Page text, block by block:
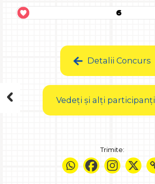
6
Detalii Concurs
Vedeți și alți participanți
Trimite: